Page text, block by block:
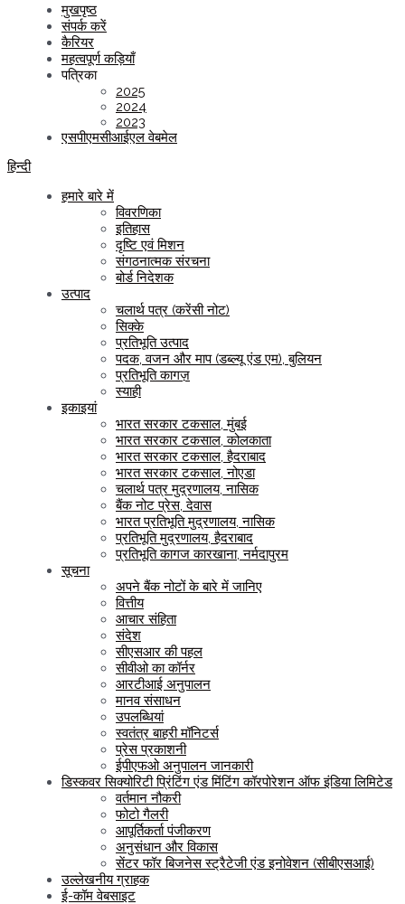
मुखपृष्ठ
संपर्क करें
कैरियर
महत्वपूर्ण कड़ियाँ
पत्रिका
2025
2024
2023
एसपीएमसीआईएल वेबमेल
हिन्दी
हमारे बारे में
विवरणिका
इतिहास
दृष्टि एवं मिशन
संगठनात्मक संरचना
बोर्ड निदेशक
उत्पाद
चलार्थ पत्र (करेंसी नोट)
सिक्के
प्रतिभूति उत्पाद
पदक, वजन और माप (डब्ल्यू एंड एम), बुलियन
प्रतिभूति कागज़
स्याही
इकाइयां
भारत सरकार टकसाल, मुंबई
भारत सरकार टकसाल, कोलकाता
भारत सरकार टकसाल, हैदराबाद
भारत सरकार टकसाल, नोएडा
चलार्थ पत्र मुद्रणालय, नासिक
बैंक नोट प्रेस, देवास
भारत प्रतिभूति मुद्रणालय, नासिक
प्रतिभूति मुद्रणालय, हैदराबाद
प्रतिभूति कागज कारखाना, नर्मदापुरम
सूचना
अपने बैंक नोटों के बारे में जानिए
वित्तीय
आचार संहिता
संदेश
सीएसआर की पहल
सीवीओ का कॉर्नर
आरटीआई अनुपालन
मानव संसाधन
उपलब्धियां
स्वतंत्र बाहरी मॉनिटर्स
प्रेस प्रकाशनी
ईपीएफओ अनुपालन जानकारी
डिस्कवर सिक्योरिटी प्रिंटिंग एंड मिंटिंग कॉरपोरेशन ऑफ इंडिया लिमिटेड
वर्तमान नौकरी
फोटो गैलरी
आपूर्तिकर्ता पंजीकरण
अनुसंधान और विकास
सेंटर फॉर बिजनेस स्ट्रैटेजी एंड इनोवेशन (सीबीएसआई)
उल्लेखनीय ग्राहक
ई-कॉम वेबसाइट